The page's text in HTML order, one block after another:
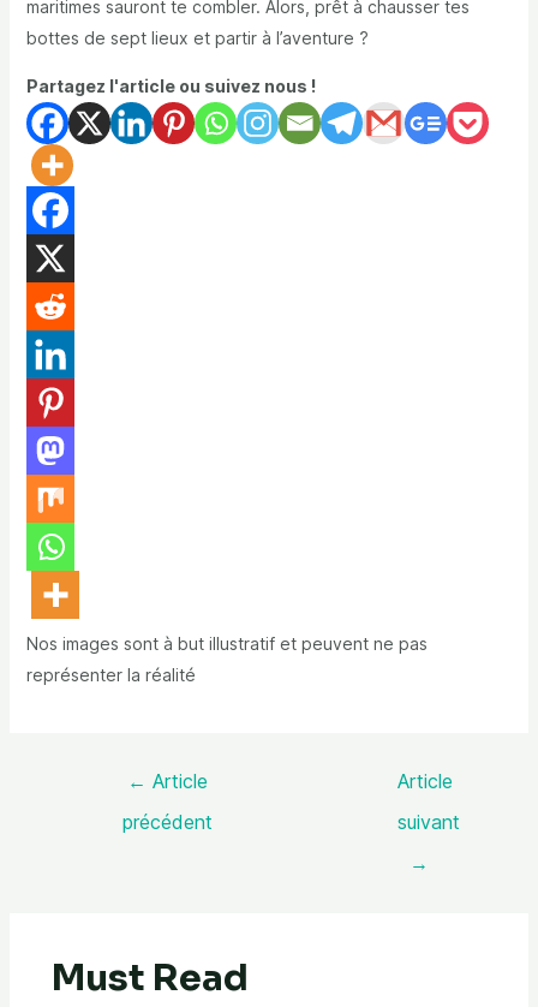
maritimes sauront te combler. Alors, prêt à chausser tes
bottes de sept lieux et partir à l’aventure ?
Partagez l'article ou suivez nous !
Nos images sont à but illustratif et peuvent ne pas
représenter la réalité
← Article
précédent
Article
suivant
→
Must Read